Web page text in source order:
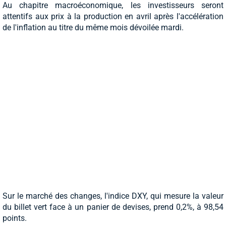
Au chapitre macroéconomique, les investisseurs seront
attentifs aux prix à la production en avril après l'accélération
de l'inflation au titre du même mois dévoilée mardi.
Sur le marché des changes, l'indice DXY, qui mesure la valeur
du billet vert face à un panier de devises, prend 0,2%, à 98,54
points.